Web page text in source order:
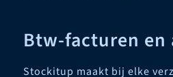
Btw-facturen
Stockitup maakt bij elke